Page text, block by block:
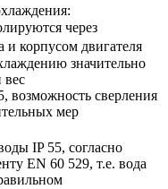
через
и корпусом двигателя
значительно
вес
возможность сверления
мер
IP 55, согласно
EN 60 529, т.е. вода